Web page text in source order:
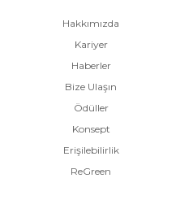
Hakkımızda
Kariyer
Haberler
Bize Ulaşın
Ödüller
Konsept
Erişilebilirlik
ReGreen